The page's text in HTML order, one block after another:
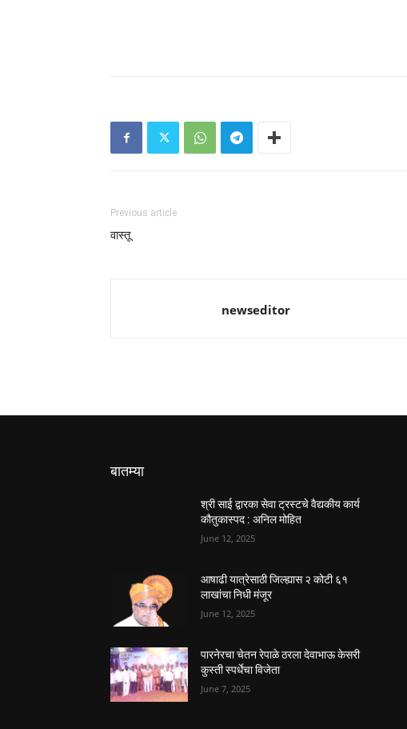
Previous article
वास्तू
newseditor
बातम्या
श्री साई द्वारका सेवा ट्रस्टचे वैद्यकीय कार्य
कौतुकास्पद : अनिल मोहित
June 12, 2025
आषाढी यात्रेसाठी जिल्ह्यास २ कोटी ६१
लाखांचा निधी मंजूर
June 12, 2025
पारनेरचा चेतन रेपाळे ठरला देवाभाऊ केसरी
कुस्ती स्पर्धेचा विजेता
June 7, 2025